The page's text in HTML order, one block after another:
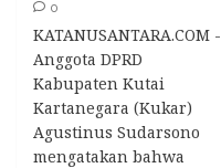
0
KATANUSANTARA.COM -
Anggota DPRD
Kabupaten Kutai
Kartanegara (Kukar)
Agustinus Sudarsono
mengatakan bahwa